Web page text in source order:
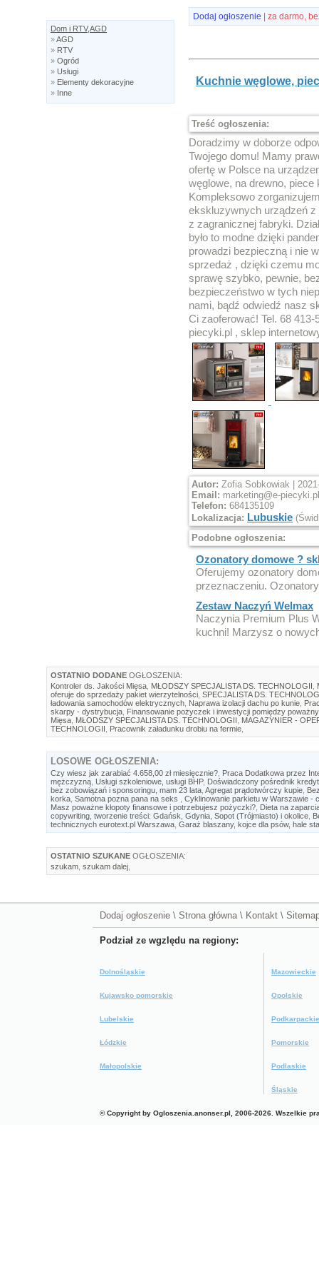
Dom i RTV,AGD
»AGD
» RTV
» Ogród
» Usługi
» Elementy dekoracyjne
» Inne
Dodaj ogłoszenie | za darmo,
Kuchnie węglowe,
Treść ogłoszenia:
Doradzimy w doborze
Twojego domu! Mamy
ofertę w Polsce na
węglowe, na drewno, piece
Kompleksowo
ekskluzywnych urządzeń z
z zagranicznej fabryki.
było to modne dzięki
prowadzi bezpieczną i nie
sprzedaż , dzięki czemu
sprawę szybko, pewnie,
bezpieczeństwo w tych
nami, bądź odwiedź nasz
Ci zaoferować! Tel. 68
piecyki.pl , sklep
Autor: Zofia Sobkowiak |
Email: marketing@e-piecyki.pl
Telefon: 684135109
Lokalizacja: Lubuskie
Podobne ogłoszenia:
Ozonatory domowe ?
Oferujemy ozonatory
przeznaczeniu.
Zestaw Naczyń Welmax
Naczynia Premium Plus
kuchni! Marzysz o
OSTATNIO DODANE OGŁOSZENIA:
Kontroler ds. Jakości Mięsa MŁODSZY SPECJALISTA DS. TECHNOLOGII
oferuje do sprzedaży pakiet wierzytelności SPECJALISTA DS.
ładowania samochodów elektrycznych Naprawa izolacji dachu po kunie
skarpy - dystrybucja Finansowanie pożyczek i inwestycji pomiędzy
Mięsa MŁODSZY SPECJALISTA DS. TECHNOLOGII
MAGAZYNIER -
TECHNOLOGII
Pracownik załadunku drobiu na fermie
LOSOWE OGŁOSZENIA:
Czy wiesz jak zarabiać 4.658,00 zł miesięcznie? Praca Dodatkowa przez
mężczyzną Usługi szkoleniowe, usługi BHP, Doświadczony pośrednik
bez zobowiązań i sponsoringu, mam 23 lata Agregat prądotwórczy kupie
korka Samotna pozna pana na seks
Cyklinowanie parkietu w Warszawie -
Masz poważne kłopoty finansowe i potrzebujesz pożyczki? Dieta na
copywriting, tworzenie treści: Gdańsk, Gdynia, Sopot (Trójmiasto) i okolice
technicznych eurotext.pl Warszawa Garaż blaszany, kojce dla psów, hale
OSTATNIO SZUKANE OGŁOSZENIA:
szukam szukam dalej
Dodaj ogłoszenie \ Strona główna \ Kontakt \
Podział ze wgzlędu na regiony:
Dolnośląskie
Kujawsko pomorskie
Lubelskie
Łódzkie
Małopolskie
Mazowieckie
Opolskie
Podkarpackie
Pomorskie
Podlaskie
Śląskie
© Copyright by Ogloszenia.anonser.pl, 2006-2026. Wszelkie